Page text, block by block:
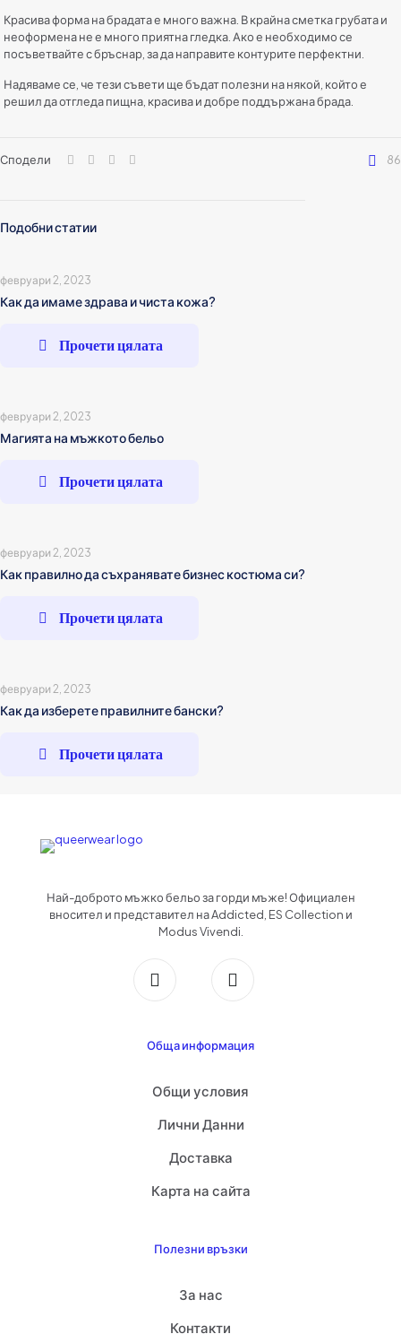
Красива форма на брадата е много важна. В крайна сметка грубата и
неоформена не е много приятна гледка. Ако е необходимо се
посъветвайте с бръснар, за да направите контурите перфектни.
Надяваме се, че тези съвети ще бъдат полезни на някой, който е
решил да отгледа пищна, красива и добре поддържана брада.
Сподели 86
Подобни статии
февруари 2, 2023
Как да имаме здрава и чиста кожа?
Прочети цялата
февруари 2, 2023
Магията на мъжкото бельо
Прочети цялата
февруари 2, 2023
Как правилно да съхранявате бизнес костюма си?
Прочети цялата
февруари 2, 2023
Как да изберете правилните бански?
Прочети цялата
Най-доброто мъжко бельо за горди мъже! Официален
вносител и представител на Addicted, ES Collection и
Modus Vivendi.
Обща информация
Общи условия
Лични Данни
Доставка
Карта на сайта
Полезни връзки
За нас
Контакти